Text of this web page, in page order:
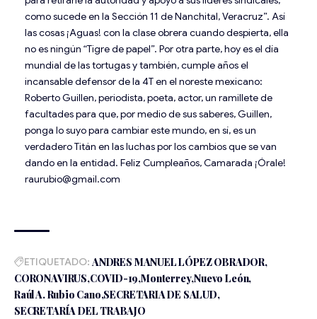
como sucede en la Sección 11 de Nanchital, Veracruz”. Así
las cosas ¡Aguas! con la clase obrera cuando despierta, ella
no es ningún “Tigre de papel”. Por otra parte, hoy es el día
mundial de las tortugas y también, cumple años el
incansable defensor de la 4T en el noreste mexicano:
Roberto Guillen, periodista, poeta, actor, un ramillete de
facultades para que, por medio de sus saberes, Guillen,
ponga lo suyo para cambiar este mundo, en sí, es un
verdadero Titán en las luchas por los cambios que se van
dando en la entidad. Feliz Cumpleaños, Camarada ¡Órale!
raurubio@gmail.com
ETIQUETADO: ANDRES MANUEL LÓPEZ OBRADOR
CORONAVIRUS COVID-19 Monterrey Nuevo León
Raúl A. Rubio Cano SECRETARIA DE SALUD
SECRETARÍA DEL TRABAJO